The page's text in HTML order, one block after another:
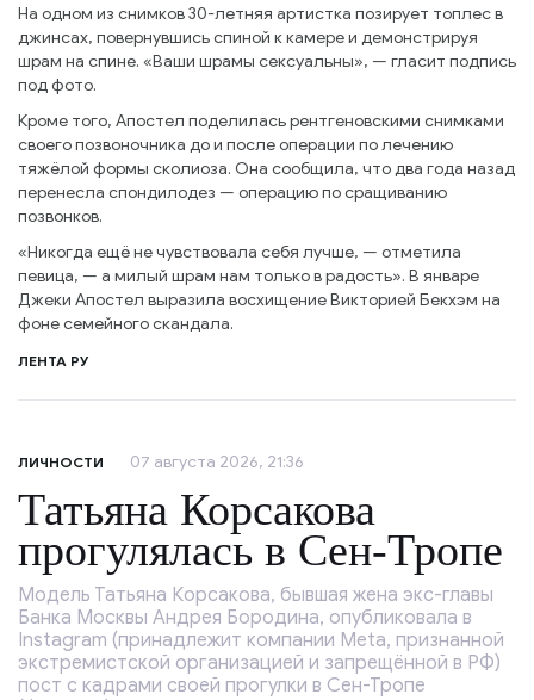
На одном из снимков 30-летняя артистка позирует топлес в
джинсах, повернувшись спиной к камере и демонстрируя
шрам на спине. «Ваши шрамы сексуальны», — гласит подпись
под фото.
Кроме того, Апостел поделилась рентгеновскими снимками
своего позвоночника до и после операции по лечению
тяжёлой формы сколиоза. Она сообщила, что два года назад
перенесла спондилодез — операцию по сращиванию
позвонков.
«Никогда ещё не чувствовала себя лучше, — отметила
певица, — а милый шрам нам только в радость». В январе
Джеки Апостел выразила восхищение Викторией Бекхэм на
фоне семейного скандала.
ЛЕНТА РУ
ЛИЧНОСТИ 07 августа 2026, 21:36
Татьяна Корсакова
прогулялась в Сен-Тропе
Модель Татьяна Корсакова, бывшая жена экс-главы
Банка Москвы Андрея Бородина, опубликовала в
Instagram (принадлежит компании Meta, признанной
экстремистской организацией и запрещённой в РФ)
пост с кадрами своей прогулки в Сен-Тропе